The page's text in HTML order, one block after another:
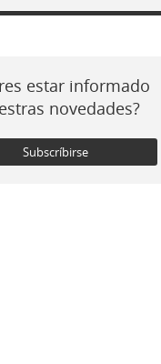
estar informado
novedades?
Subscríbirse